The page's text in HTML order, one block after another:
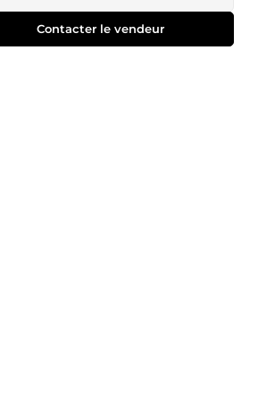
Contacter le vendeur